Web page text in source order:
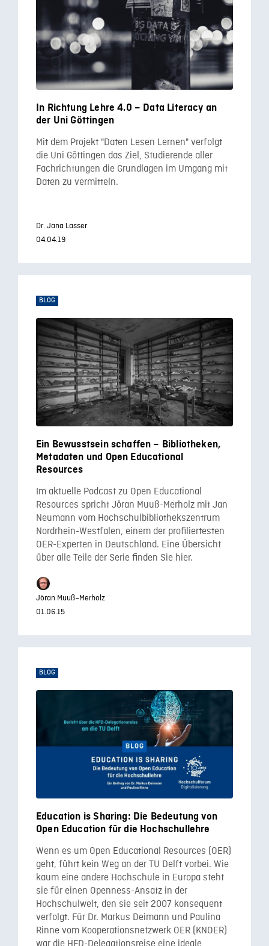
In Richtung Lehre 4.0 – Data Literacy an
der Uni Göttingen
Mit dem Projekt "Daten Lesen Lernen" verfolgt
die Uni Göttingen das Ziel, Studierende aller
Fachrichtungen die Grundlagen im Umgang mit
Daten zu vermitteln.
Dr. Jana Lasser
04.04.19
BLOG
Ein Bewusstsein schaffen – Bibliotheken,
Metadaten und Open Educational
Resources
Im aktuelle Podcast zu Open Educational
Resources spricht Jöran Muuß-Merholz mit Jan
Neumann vom Hochschulbibliothekszentrum
Nordrhein-Westfalen, einem der profiliertesten
OER-Experten in Deutschland. Eine Übersicht
über alle Teile der Serie finden Sie hier.
Jöran Muuß–Merholz
01.06.15
BLOG
Education is Sharing: Die Bedeutung von
Open Education für die Hochschullehre
Wenn es um Open Educational Resources (OER)
geht, führt kein Weg an der TU Delft vorbei. Wie
kaum eine andere Hochschule in Europa steht
sie für einen Openness-Ansatz in der
Hochschulwelt, den sie seit 2007 konsequent
verfolgt. Für Dr. Markus Deimann und Paulina
Rinne vom Kooperationsnetzwerk OER (KNOER)